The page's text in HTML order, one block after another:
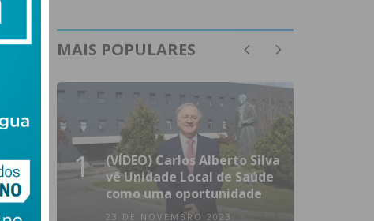
MAIS POPULARES
1
(VÍDEO) Carlos Alberto Silva
vê Unidade Local de Saúde
como uma oportunidade
23 DE NOVEMBRO 2023